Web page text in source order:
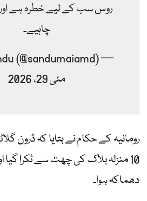
روس سب کے لیے خطرہ ہے اور
چاہیے۔
(@sandumaiamd)
مئی 29، 2026
رومانیہ کے حکام نے بتایا کہ ڈرون
10 منزلہ بلاک کی چھت سے ٹکرا گیا
دھماکہ ہوا۔